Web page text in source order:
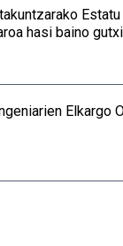
hasi baino
Elkargo